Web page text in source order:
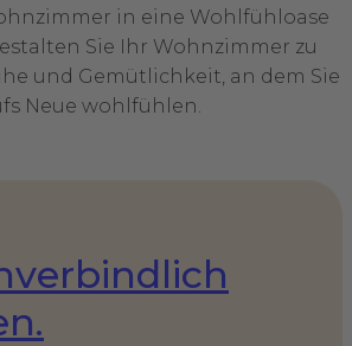
in eine Wohlfühloase
Sie Ihr Wohnzimmer zu
und Gemütlichkeit, an dem Sie
Neue wohlfühlen.